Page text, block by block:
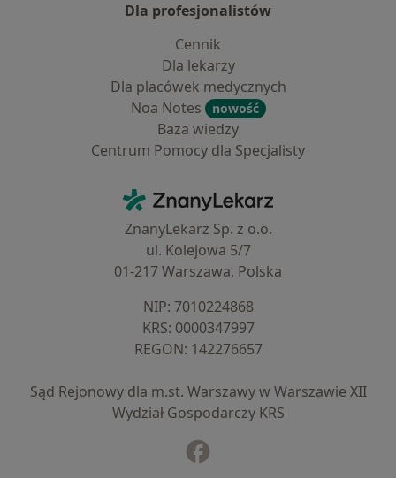
Dla profesjonalistów
Cennik
Dla lekarzy
Dla placówek medycznych
Noa Notes
nowość
Baza wiedzy
Centrum Pomocy dla Specjalisty
ZnanyLekarz - Strona główna
ZnanyLekarz Sp. z o.o.
ul. Kolejowa 5/7
01-217 Warszawa, Polska
NIP: ⁠7010224868
KRS: ⁠0000347997
REGON: ⁠142276657
Sąd Rejonowy dla m.st. Warszawy w Warszawie XII
Wydział Gospodarczy KRS